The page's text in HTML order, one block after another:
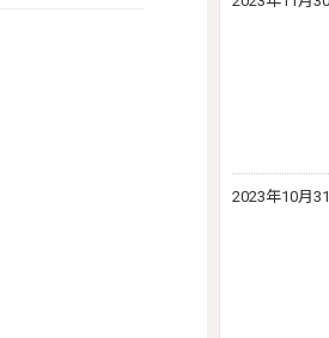
2023年10月